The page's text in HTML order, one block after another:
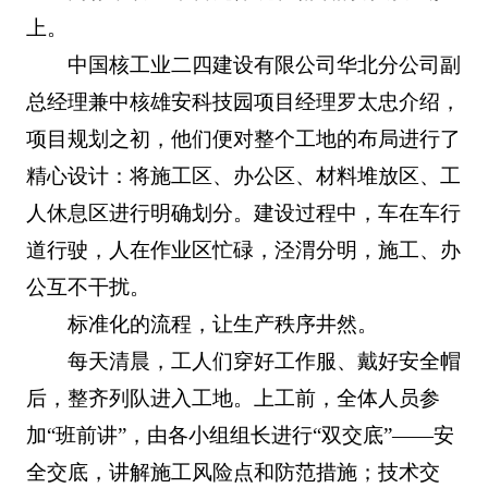
上。
中国核工业二四建设有限公司华北分公司副
总经理兼中核雄安科技园项目经理罗太忠介绍，
项目规划之初，他们便对整个工地的布局进行了
精心设计：将施工区、办公区、材料堆放区、工
人休息区进行明确划分。建设过程中，车在车行
道行驶，人在作业区忙碌，泾渭分明，施工、办
公互不干扰。
标准化的流程，让生产秩序井然。
每天清晨，工人们穿好工作服、戴好安全帽
后，整齐列队进入工地。上工前，全体人员参
加“班前讲”，由各小组组长进行“双交底”——安
全交底，讲解施工风险点和防范措施；技术交